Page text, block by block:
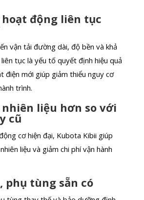
hoạt động liên tục
vận tải đường dài, độ bền và khả
tục là yếu tố quyết định hiệu quả
điện mới giúp giảm thiểu nguy cơ
trình.
liệu hơn so với
cũ
cơ hiện đại, Kubota Kibii giúp
liệu và giảm chi phí vận hành
phụ tùng sẵn có